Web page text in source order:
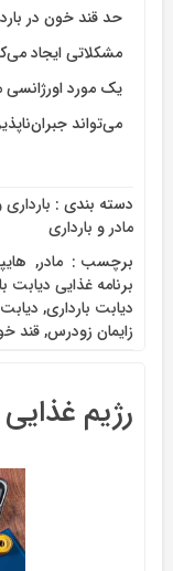
حد قند خون در
مشکلاتی ایجاد
یک مورد
می‌تواند
دسته بندی :
مادر و بارداری
برچسب : ‌ مادر,
برنامه غذایی دیابت
دیابت بارداری, دیابت
زایمان زودرس,قند
رژیم